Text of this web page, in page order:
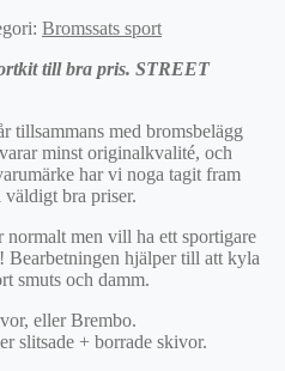
Bromssats sport
till bra pris. STREET
tillsammans med bromsbelägg
minst originalkvalité, och
har vi noga tagit fram
bra priser.
men vill ha ett sportigare
Bearbetningen hjälper till att kyla
smuts och damm.
eller Brembo.
slitsade + borrade skivor.